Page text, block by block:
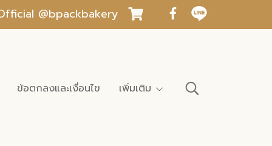
@bpackbakery
ข้อตกลงและเงื่อนไข เพิ่มเติม